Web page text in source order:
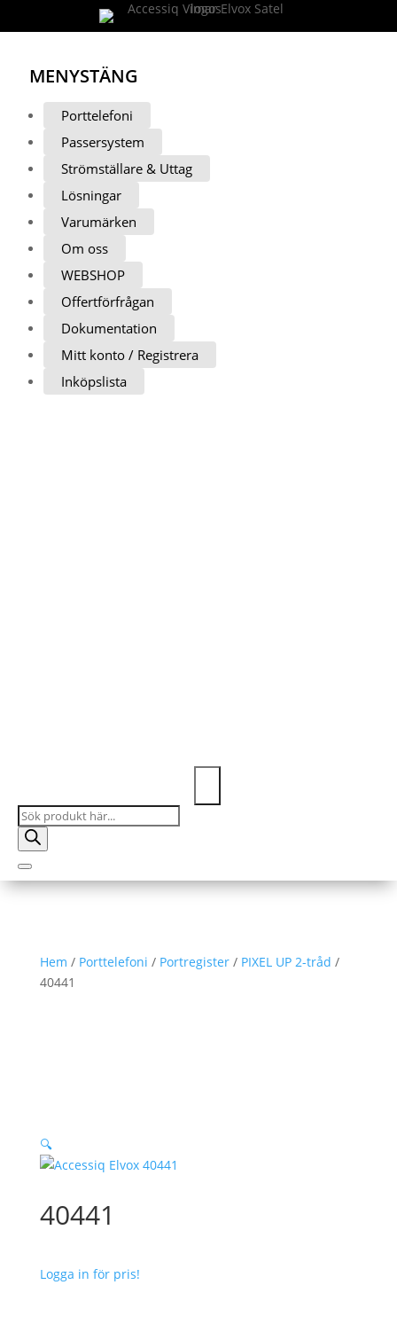
MENYSTÄNG
Porttelefoni
Passersystem
Strömställare & Uttag
Lösningar
Varumärken
Om oss
WEBSHOP
Offertförfrågan
Dokumentation
Mitt konto / Registrera
Inköpslista
Products
search
Hem / Porttelefoni / Portregister/ PIXEL UP 2-tråd /
40441
🔍
40441
Logga in för pris!